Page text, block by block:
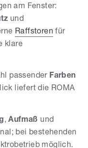
am Fenster:
und
Raffstoren für
klare
passender Farben
liefert die ROMA
,Aufmaß und
bei bestehenden
möglich.